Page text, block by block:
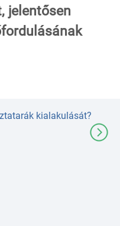
jelentősen
kialakulását?